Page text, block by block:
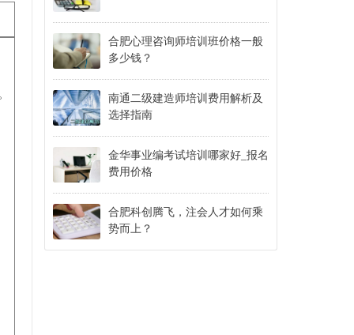
合肥心理咨询师培训班价格一般
多少钱？
南通二级建造师培训费用解析及
选择指南
金华事业编考试培训哪家好_报名
费用价格
合肥科创腾飞，注会人才如何乘
势而上？